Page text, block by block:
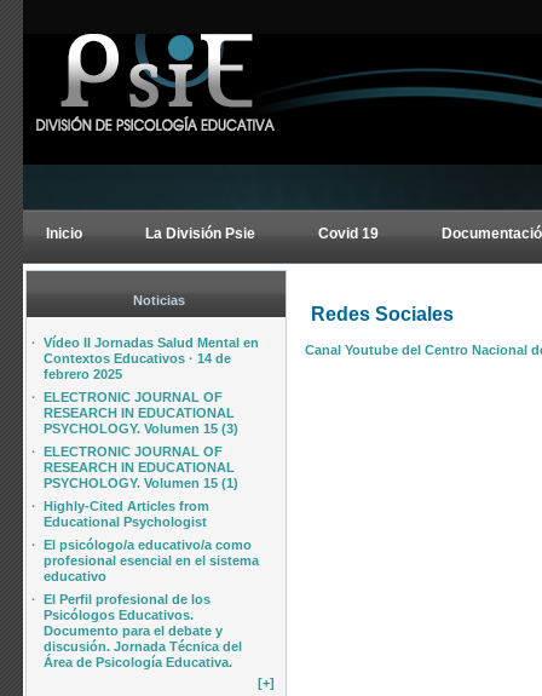
Inicio La División Psie Covid 19
Noticias
· Vídeo II Jornadas Salud Mental en
Contextos Educativos · 14 de
febrero 2025
· ELECTRONIC JOURNAL OF
RESEARCH IN EDUCATIONAL
PSYCHOLOGY. Volumen 15 (3)
· ELECTRONIC JOURNAL OF
RESEARCH IN EDUCATIONAL
PSYCHOLOGY. Volumen 15 (1)
· Highly-Cited Articles from
Educational Psychologist
· El psicólogo/a educativo/a como
profesional esencial en el sistema
educativo
· El Perfil profesional de los
Psicólogos Educativos.
Documento para el debate y
discusión. Jornada Técnica del
Área de Psicología Educativa.
[+]
Redes Sociales
Canal Youtube del Centro Nacional